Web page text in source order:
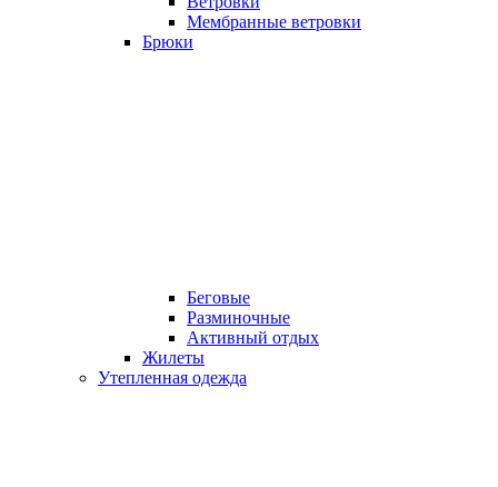
Мембранные ветровки
Брюки
Беговые
Разминочные
Активный отдых
Жилеты
Утепленная одежда